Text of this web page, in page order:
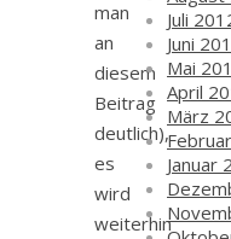
man
an
diesem
Beitrag
deutlich),
es
wird
weiterhin
Juli
Juni
Mai
April
März
Januar